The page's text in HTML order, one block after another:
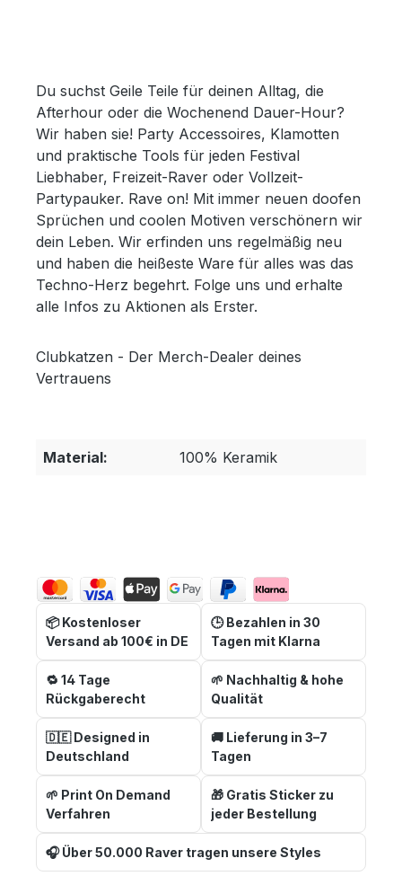
Du suchst Geile Teile für deinen Alltag, die
Afterhour oder die Wochenend Dauer-Hour?
Wir haben sie! Party Accessoires, Klamotten
und praktische Tools für jeden Festival
Liebhaber, Freizeit-Raver oder Vollzeit-
Partypauker. Rave on! Mit immer neuen doofen
Sprüchen und coolen Motiven verschönern wir
dein Leben. Wir erfinden uns regelmäßig neu
und haben die heißeste Ware für alles was das
Techno-Herz begehrt. Folge uns und erhalte
alle Infos zu Aktionen als Erster.
Clubkatzen - Der Merch-Dealer deines
Vertrauens
Material: 100% Keramik
📦 Kostenloser
Versand ab 100€ in DE
🕒 Bezahlen in 30
Tagen mit Klarna
🔁 14 Tage
Rückgaberecht
🌱 Nachhaltig & hohe
Qualität
🇩🇪 Designed in
Deutschland
🚚 Lieferung in 3–7
Tagen
🌱 Print On Demand
Verfahren
🎁 Gratis Sticker zu
jeder Bestellung
🎧 Über 50.000 Raver tragen unsere Styles